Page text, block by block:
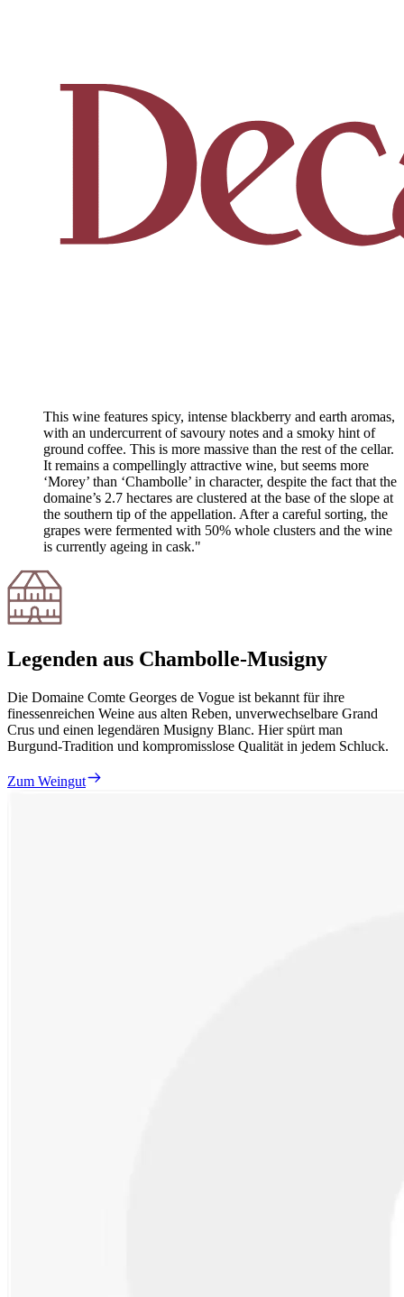
This wine features spicy, intense blackberry and earth aromas,
with an undercurrent of savoury notes and a smoky hint of
ground coffee. This is more massive than the rest of the cellar.
It remains a compellingly attractive wine, but seems more
‘Morey’ than ‘Chambolle’ in character, despite the fact that the
domaine’s 2.7 hectares are clustered at the base of the slope at
the southern tip of the appellation. After a careful sorting, the
grapes were fermented with 50% whole clusters and the wine
is currently ageing in cask."
Legenden aus Chambolle-Musigny
Die Domaine Comte Georges de Vogue ist bekannt für ihre
finessenreichen Weine aus alten Reben, unverwechselbare Grand
Crus und einen legendären Musigny Blanc. Hier spürt man
Burgund-Tradition und kompromisslose Qualität in jedem Schluck.
Zum Weingut